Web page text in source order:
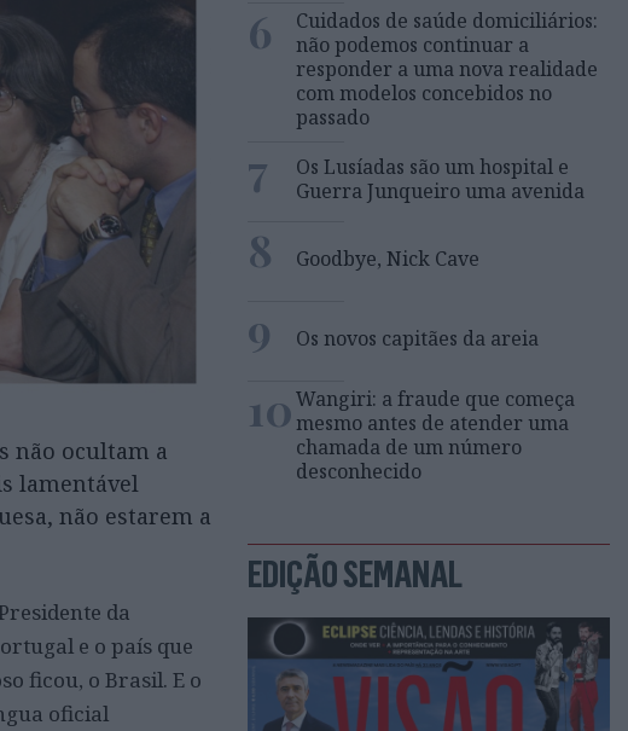
não ocultam a
lamentável
não estarem a
da
e o país que
ficou, o Brasil. E o
oficial
6
Cuidados de saúde domiciliários:
não podemos continuar a
responder a uma nova realidade
com modelos concebidos no
passado
7
Os Lusíadas são um hospital e
Guerra Junqueiro uma avenida
8 Goodbye, Nick Cave
9 Os novos capitães da areia
10Wangiri: a fraude que começa
mesmo antes de atender uma
chamada de um número
desconhecido
EDIÇÃO SEMANAL